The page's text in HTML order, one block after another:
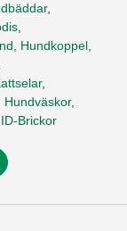
,
Hundkoppel
,
Hundväskor,
ID-Brickor